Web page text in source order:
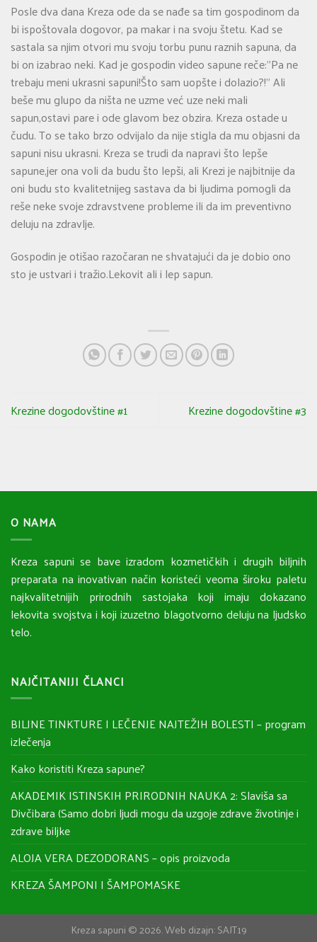
Posle dva dana Kreza ode da se nađe sa tim gospodinom da
bi ispoštovala dogovor, pa makar i na svoju štetu. Kad se
sastala sa njim otvori mu svoju torbu punu raznih sapuna, da
bi on izabrao neki. Kad je gospodin video sapune reče:”Pa ne
trebaju meni ukrasni sapuni!Što sam uopšte i dolazio?!” Ali
beše mu glupo da ništa ne uzme već uze neki mali
sapun,ostavi pare i ode glavom bez obzira. Kreza ostade u
čudu. To se tako brzo odvijalo da nije stigla da mu objasni da
sapuni nisu ukrasni. Kreza se trudi da napravi što lepše
sapune,jer ona voli da budu što lepši, ali Krezi je najbitnije da
oni budu sto kvalitetnijeg sastava da bi ljudima pomogli da
reše neke svoje zdravstvene probleme ili da im preventivno
deluju na zdravlje.
Gospodin je otišao razočaran ne shvatajući da je dobio ono
sto je ustvari i tražio.Lekovit ali i lep sapun.
Krezine dogodovštine #1 Krezine dogodovštine #3
O NAMA
Kreza sapuni se bave izradom kozmetičkih i drugih biljnih
preparata na inovativan način koristeći veoma široku paletu
najkvalitetnijih prirodnih sastojaka koji imaju dokazano
lekovita svojstva i koji izuzetno blagotvorno deluju na ljudsko
telo.
NAJČITANIJI ČLANCI
BILJNE TINKTURE I LEČENJE NAJTEŽIH BOLESTI – program
izlečenja
Kako koristiti Kreza sapune?
AKADEMIK ISTINSKIH PRIRODNIH NAUKA 2: Slaviša sa
Divčibara (Samo dobri ljudi mogu da uzgoje zdrave životinje i
zdrave biljke
ALOJA VERA DEZODORANS – opis proizvoda
KREZA ŠAMPONI I ŠAMPOMASKE
Kreza sapuni © 2026. Web dizajn:SAJT19